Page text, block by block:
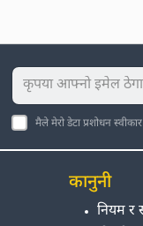
मैले मेरो डेटा प्रशोधन
कानुनी
नियम र